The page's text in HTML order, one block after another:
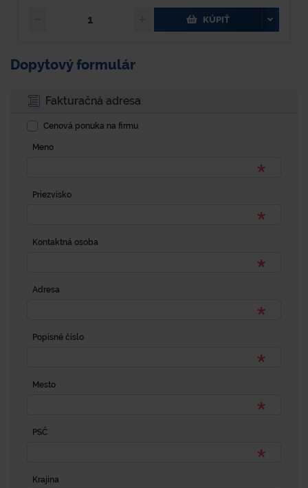
KÚPIŤ
Dopytový formulár
Fakturačná adresa
Cenová ponuka na firmu
Meno
Priezvisko
Kontaktná osoba
Adresa
Popisné číslo
Mesto
PSČ
Krajina